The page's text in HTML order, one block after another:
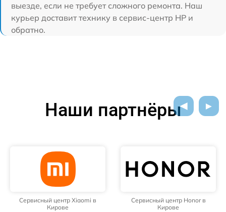
выезде, если не требует сложного ремонта. Наш
курьер доставит технику в сервис-центр HP и
обратно.
Наши партнёры
Сервисный центр Xiaomi в
Кирове
Сервисный центр Honor в
Кирове